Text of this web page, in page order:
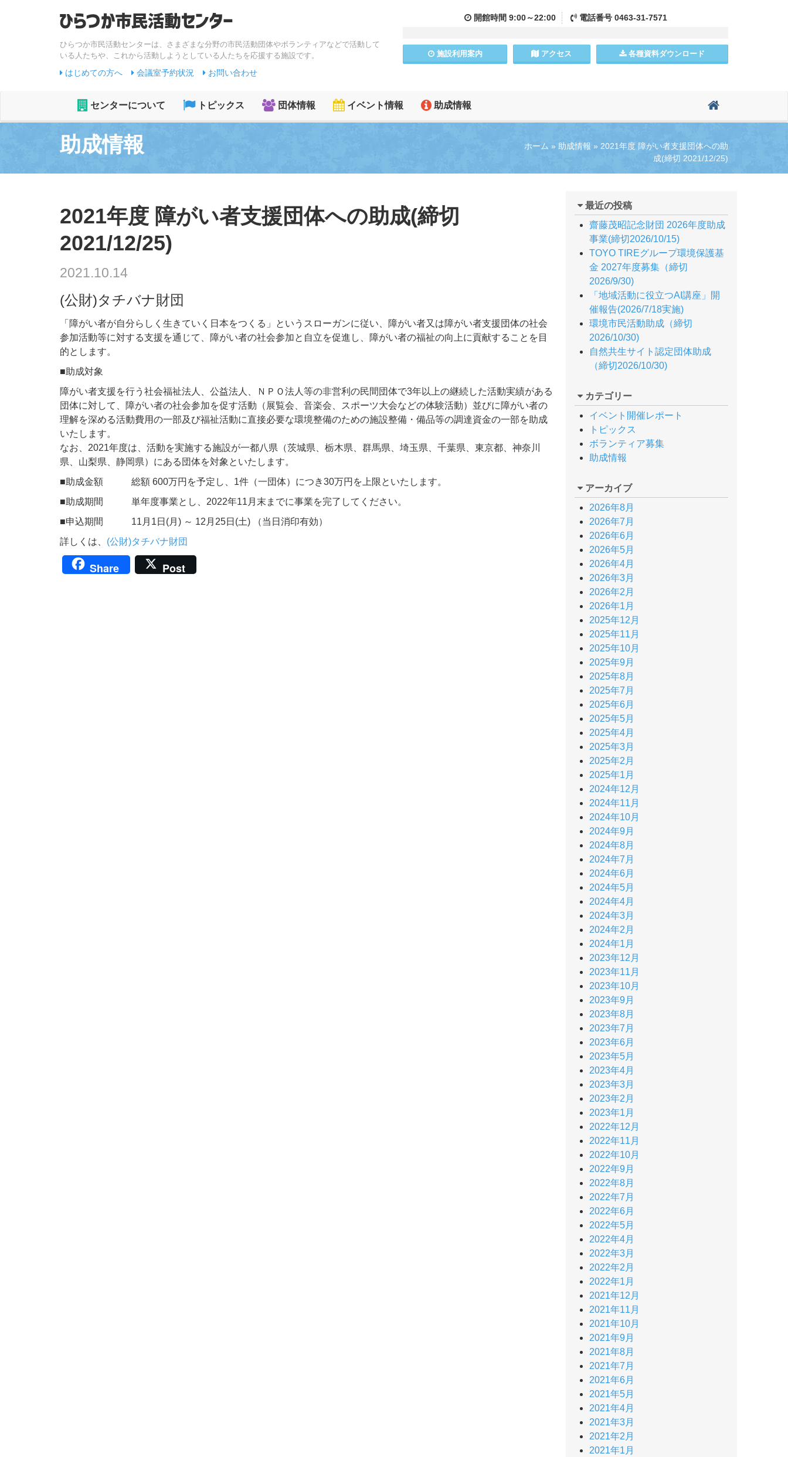
ひらつか市民活動センターは、さまざまな分野の市民活動団体やボランティアなどで活動して
いる人たちや、これから活動しようとしている人たちを応援する施設です。
はじめての方へ 会議室予約状況 お問い合わせ
開館時間 9:00～22:00 電話番号0463-31-7571
施設利用案内 アクセス 各種資料ダウンロード
センターについて トピックス 団体情報 イベント情報 助成情報
ホーム » 助成情報 » 2021年度 障がい者支援団体への助
成(締切 2021/12/25)
助成情報
2021年度 障がい者支援団体への助成(締切
2021/12/25)
2021.10.14
(公財)タチバナ財団
「障がい者が自分らしく生きていく日本をつくる」というスローガンに従い、障がい者又は障がい者支援団体の社会
参加活動等に対する支援を通じて、障がい者の社会参加と自立を促進し、障がい者の福祉の向上に貢献することを目
的とします。
■助成対象
障がい者支援を行う社会福祉法人、公益法人、ＮＰＯ法人等の非営利の民間団体で3年以上の継続した活動実績がある
団体に対して、障がい者の社会参加を促す活動（展覧会、音楽会、スポーツ大会などの体験活動）並びに障がい者の
理解を深める活動費用の一部及び福祉活動に直接必要な環境整備のための施設整備・備品等の調達資金の一部を助成
いたします。
なお、2021年度は、活動を実施する施設が一都八県（茨城県、栃木県、群馬県、埼玉県、千葉県、東京都、神奈川
県、山梨県、静岡県）にある団体を対象といたします。
■助成金額 総額 600万円を予定し、1件（一団体）につき30万円を上限といたします。
■助成期間 単年度事業とし、2022年11月末までに事業を完了してください。
■申込期間 11月1日(月) ～ 12月25日(土) （当日消印有効）
詳しくは、 (公財)タチバナ財団
Share Post
最近の投稿
齋藤茂昭記念財団 2026年度助成
事業(締切2026/10/15)
TOYO TIREグループ環境保護基
金 2027年度募集（締切
2026/9/30)
「地域活動に役立つAI講座」開
催報告(2026/7/18実施)
環境市民活動助成（締切
2026/10/30)
自然共生サイト認定団体助成
（締切2026/10/30)
カテゴリー
イベント開催レポート
トピックス
ボランティア募集
助成情報
アーカイブ
2026年8月
2026年7月
2026年6月
2026年5月
2026年4月
2026年3月
2026年2月
2026年1月
2025年12月
2025年11月
2025年10月
2025年9月
2025年8月
2025年7月
2025年6月
2025年5月
2025年4月
2025年3月
2025年2月
2025年1月
2024年12月
2024年11月
2024年10月
2024年9月
2024年8月
2024年7月
2024年6月
2024年5月
2024年4月
2024年3月
2024年2月
2024年1月
2023年12月
2023年11月
2023年10月
2023年9月
2023年8月
2023年7月
2023年6月
2023年5月
2023年4月
2023年3月
2023年2月
2023年1月
2022年12月
2022年11月
2022年10月
2022年9月
2022年8月
2022年7月
2022年6月
2022年5月
2022年4月
2022年3月
2022年2月
2022年1月
2021年12月
2021年11月
2021年10月
2021年9月
2021年8月
2021年7月
2021年6月
2021年5月
2021年4月
2021年3月
2021年2月
2021年1月